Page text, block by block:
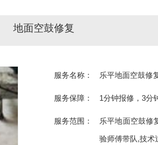
地面空鼓修复
服务名称： 乐平地面空鼓修
服务保障： 1分钟报修，3分
服务范围： 乐平地面空鼓修
验师傅带队,技术